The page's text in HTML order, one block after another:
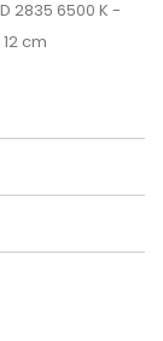
2835 6500 K -
cm